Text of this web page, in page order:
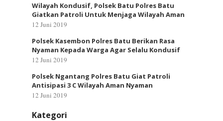
Wilayah Kondusif, Polsek Batu Polres Batu
Giatkan Patroli Untuk Menjaga Wilayah Aman
12 Juni 2019
Polsek Kasembon Polres Batu Berikan Rasa
Nyaman Kepada Warga Agar Selalu Kondusif
12 Juni 2019
Polsek Ngantang Polres Batu Giat Patroli
Antisipasi 3 C Wilayah Aman Nyaman
12 Juni 2019
Kategori